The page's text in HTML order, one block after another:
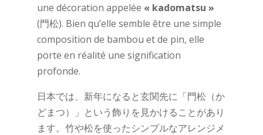
une décoration appelée « kadomatsu »
(門松). Bien qu’elle semble être une simple
composition de bambou et de pin, elle
porte en réalité une signification
profonde.
日本では、新年になると玄関先に「門松（か
どまつ）」という飾りを見かけることがあり
ます。竹や松を使ったシンプルなアレンジメ